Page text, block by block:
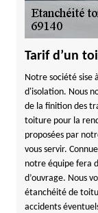
Tarif d’un
Notre société sise
d'isolation. Nous
de la finition des
toiture pour la
proposées par
vous servir.
notre équipe fera
d’ouvrage. Nous
étanchéité de
accidents